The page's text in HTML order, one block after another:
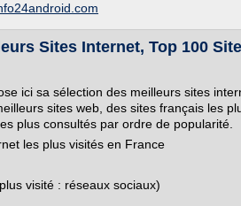
Sites Internet, Top 100
ici sa sélection des meilleurs sites
sites web, des sites français les
plus consultés par ordre de popularité.
les plus visités en France
visité : réseaux sociaux)